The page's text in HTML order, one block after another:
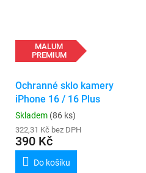
MALUM
PREMIUM
Ochranné sklo kamery
iPhone 16 / 16 Plus
Skladem (86 ks)
322,31 Kč bez DPH
390 Kč
Do košíku